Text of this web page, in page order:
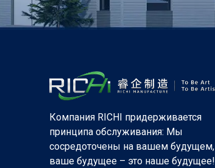
Компания RICHI придерживается
принципа обслуживания: Мы
сосредоточены на вашем будущем,
ваше будущее – это наше будущее!